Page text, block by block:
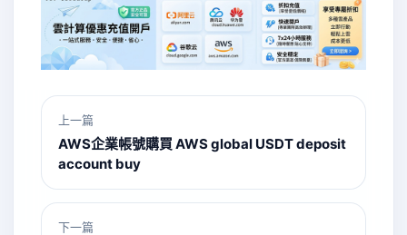
上一篇
AWS企業帳號購買 AWS global USDT deposit
account buy
下一篇